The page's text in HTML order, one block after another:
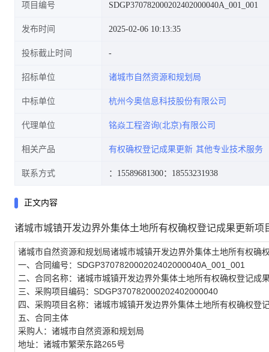
项目编号 SDGP370782000202402000040A_001_001
发布时间 2025-02-06 10:13:35
投标截止时间
招标单位 诸城市自然资源和规划局
中标单位 杭州今奥信息科技股份有限公司
代理单位 铭焱工程咨询(北京)有限公司
相关产品 有权确权登记成果更新 其他专业技术服务
联系方式 ：15589681300：18553231938
正文内容
诸城市城镇开发边界外集体土地所有权确权登记成果更新项
诸城市自然资源和规划局诸城市城镇开发边界外集体土地所有权确
一、合同编号：SDGP370782000202402000040A_001_001
二、合同名称：诸城市城镇开发边界外集体土地所有权确权登记成
三、采购项目编码：SDGP370782000202402000040
四、采购项目名称：诸城市城镇开发边界外集体土地所有权确权登
五、合同主体
采购人：诸城市自然资源和规划局
地址：诸城市繁荣东路265号